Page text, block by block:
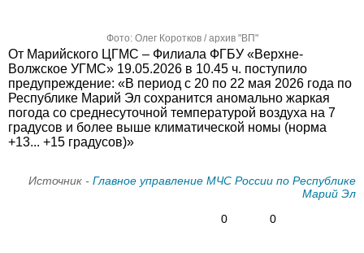
Фото: Олег Коротков / архив "ВП"
От Марийского ЦГМС – Филиала ФГБУ «Верхне-
Волжское УГМС» 19.05.2026 в 10.45 ч. поступило
предупреждение: «В период с 20 по 22 мая 2026 года по
Республике Марий Эл сохранится аномально жаркая
погода со среднесуточной температурой воздуха на 7
градусов и более выше климатической номы (норма
+13... +15 градусов)»
Источник - Главное управление МЧС России по Республике
Марий Эл
0
0